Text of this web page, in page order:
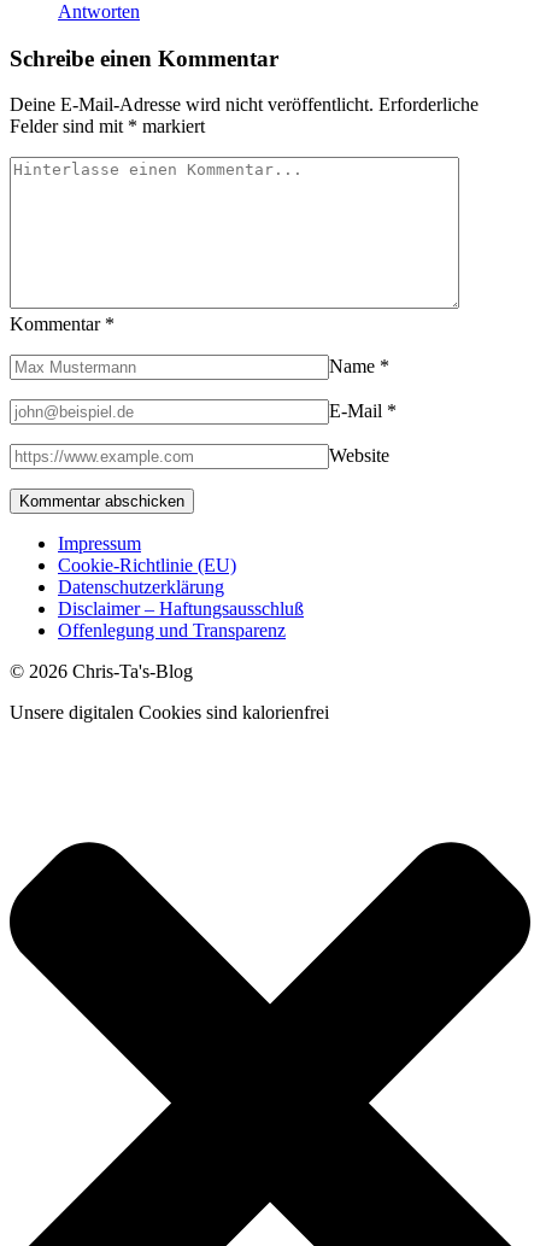
Antworten
Schreibe einen Kommentar
Deine E-Mail-Adresse wird nicht veröffentlicht. Erforderliche
Felder sind mit * markiert
Kommentar *
Name *
E-Mail *
Website
Impressum
Cookie-Richtlinie (EU)
Datenschutzerklärung
Disclaimer – Haftungsausschluß
Offenlegung und Transparenz
© 2026 Chris-Ta's-Blog
Unsere digitalen Cookies sind kalorienfrei